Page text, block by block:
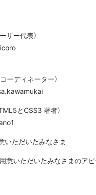
ザー代表）
ーディネーター）
とCSS3 著者）
いただいたみなさま
用意いただいたみなさまのア